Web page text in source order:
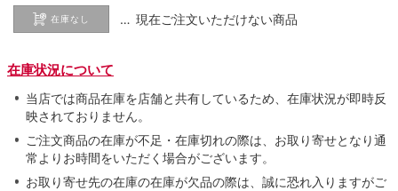
在庫なし … 現在ご注文いただけない商品
在庫状況について
当店では商品在庫を店舗と共有しているため、在庫状況が即時反
映されておりません。
ご注文商品の在庫が不足・在庫切れの際は、お取り寄せとなり通
常よりお時間をいただく場合がございます。
お取り寄せ先の在庫の在庫が欠品の際は、誠に恐れ入りますがご